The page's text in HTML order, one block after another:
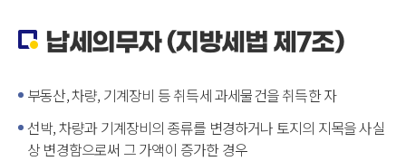
납세의무자 (지방세법 제7조)
부동산, 차량, 기계장비 등 취득세 과세물건을 취득한 자
선박, 차량과 기계장비의 종류를 변경하거나 토지의 지목을 사실
상 변경함으로써 그 가액이 증가한 경우